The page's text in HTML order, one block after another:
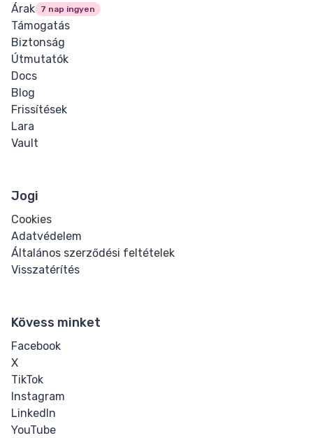
Árak
7 nap ingyen
Támogatás
Biztonság
Útmutatók
Docs
Blog
Frissítések
Lara
Vault
Jogi
Cookies
Adatvédelem
Általános szerződési feltételek
Visszatérítés
Kövess minket
Facebook
X
TikTok
Instagram
LinkedIn
YouTube